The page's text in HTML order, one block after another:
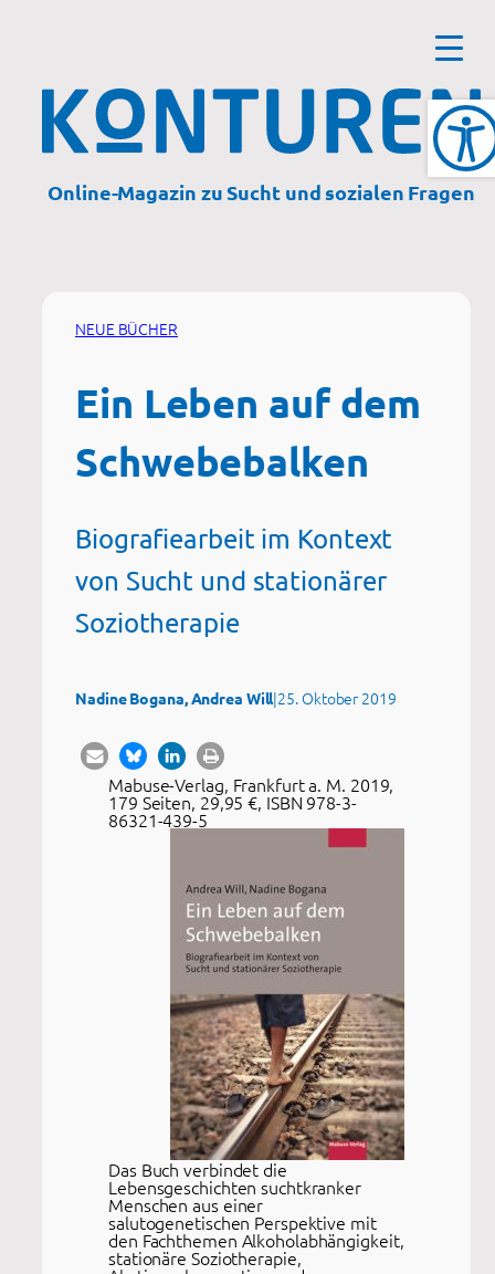
Online-Magazin zu Sucht und sozialen Fragen
NEUE BÜCHER
Ein Leben auf dem
Schwebebalken
Biografiearbeit im Kontext
von Sucht und stationärer
Soziotherapie
Nadine Bogana, Andrea Will|25. Oktober 2019
Mabuse-Verlag, Frankfurt a. M. 2019,
179 Seiten, 29,95 €, ISBN 978-3-
86321-439-5
Das Buch verbindet die
Lebensgeschichten suchtkranker
Menschen aus einer
salutogenetischen Perspektive mit
den Fachthemen Alkoholabhängigkeit,
stationäre Soziotherapie,